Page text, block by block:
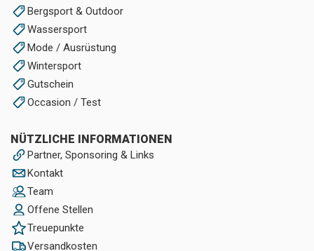
Bergsport & Outdoor
Wassersport
Mode / Ausrüstung
Wintersport
Gutschein
Occasion / Test
NÜTZLICHE INFORMATIONEN
Partner, Sponsoring & Links
Kontakt
Team
Offene Stellen
Treuepunkte
Versandkosten